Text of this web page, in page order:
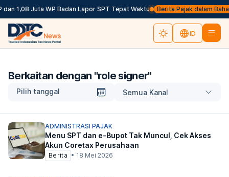
1,08 Juta WP Badan Lapor SPT Tepat Waktu Berita Pajak dalam
ID
Berkaitan dengan "role signer"
Pilih tanggal Semua Kanal
ADMINISTRASI PAJAK
Menu SPT dan e-Bupot Tak Muncul, Cek Akses
Akun Coretax Perusahaan
Berita • 18 Mei 2026